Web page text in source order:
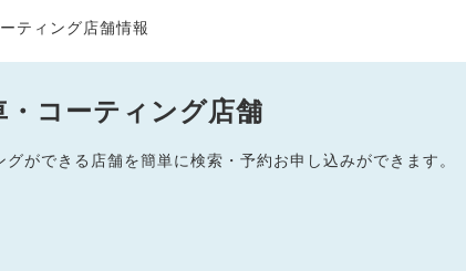
ティング店舗情報
コーティング店舗
ができる店舗を簡単に検索・予約お申し込みができます。